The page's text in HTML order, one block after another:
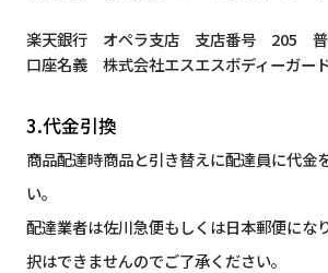
楽天銀行 オペラ支店 支店番号 205
口座名義 株式会社エスエスボディーガー
3.代金引換
商品配達時商品と引き替えに配達員に代金
い。
配達業者は佐川急便もしくは日本郵便にな
択はできませんのでご了承ください。